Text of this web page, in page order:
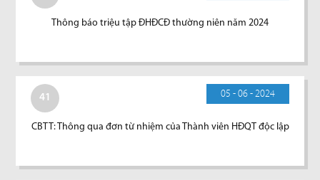
Thông báo triệu tập ĐHĐCĐ thường niên năm 2024
41 05 - 06 - 2024
CBTT: Thông qua đơn từ nhiệm của Thành viên HĐQT độc lập